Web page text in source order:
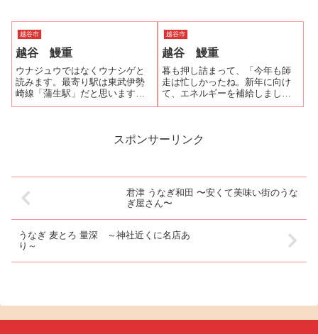
越谷市
越谷 鰻重
ウナジュウではなくウナシゲと
読みます。最寄り駅は東武伊勢
崎線「蒲生駅」だと思います。
といっても蒲生駅から東へ2Km
「うなぎミュージアム」の埼玉
越谷市
越谷 鰻重
暮も押し詰まって、「今年も師
走は忙しかったね。新年に向け
て、エネルギーを補給しましょ
う。」という話になりました。
ヴォリュームがあったね。じゃ
スポンサーリンク
君津 うなぎ和田 〜安くて美味い街のうな
ぎ屋さん〜
うなぎ 麦とろ 量深 ～神社近くに名店あ
り～